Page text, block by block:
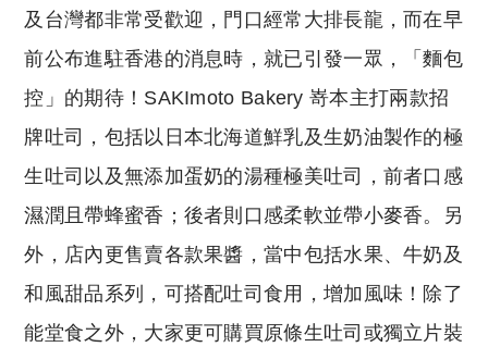
及台灣都非常受歡迎，門口經常大排長龍，而在早
前公布進駐香港的消息時，就已引發一眾，「麵包
控」的期待！SAKImoto Bakery 嵜本主打兩款招
牌吐司，包括以日本北海道鮮乳及生奶油製作的極
生吐司以及無添加蛋奶的湯種極美吐司，前者口感
濕潤且帶蜂蜜香；後者則口感柔軟並帶小麥香。另
外，店內更售賣各款果醬，當中包括水果、牛奶及
和風甜品系列，可搭配吐司食用，增加風味！除了
能堂食之外，大家更可購買原條生吐司或獨立片裝